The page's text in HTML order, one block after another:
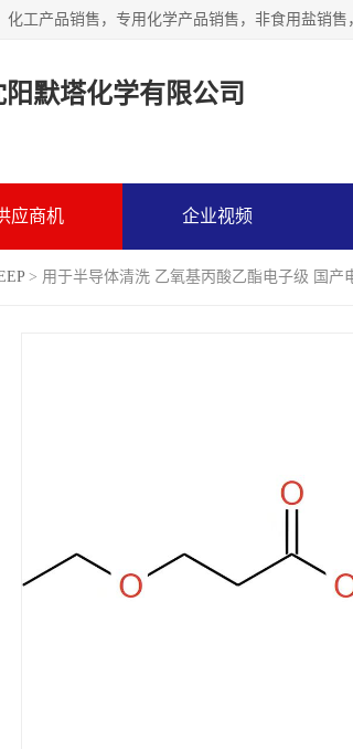
阳默塔化学有限公司
应商机 企业视频
> 用于半导体清洗 乙氧基丙酸乙酯电子级 国产